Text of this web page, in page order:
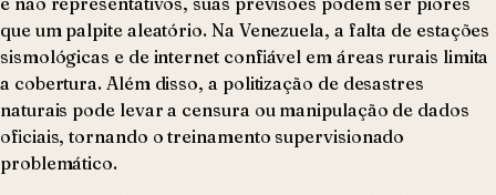
que um palpite aleatório. Na Venezuela, a falta de estações
sismológicas e de internet confiável em áreas rurais limita
a cobertura. Além disso, a politização de desastres
naturais pode levar a censura ou manipulação de dados
oficiais, tornando o treinamento supervisionado
problemático.